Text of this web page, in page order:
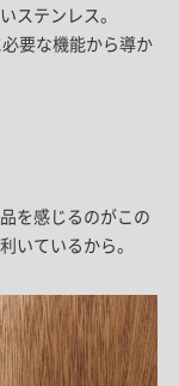
ステンレス。
必要な機能から導か
を感じるのがこの
いているから。